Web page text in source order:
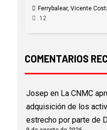
Ferrybalear, Vicente
12
COMENTARIOS
Josep en La CNMC
adquisición de los
estrecho por parte de